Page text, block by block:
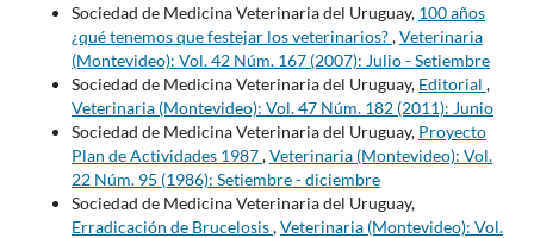
Sociedad de Medicina Veterinaria del Uruguay, 100 años
¿qué tenemos que festejar los veterinarios?,Veterinaria
(Montevideo): Vol. 42 Núm. 167 (2007): Julio - Setiembre
Sociedad de Medicina Veterinaria del Uruguay, Editorial ,
Veterinaria (Montevideo): Vol. 47 Núm. 182 (2011): Junio
Sociedad de Medicina Veterinaria del Uruguay, Proyecto
Plan de Actividades 1987,Veterinaria (Montevideo): Vol.
22 Núm. 95 (1986): Setiembre - diciembre
Sociedad de Medicina Veterinaria del Uruguay,
Erradicación de Brucelosis,Veterinaria (Montevideo): Vol.